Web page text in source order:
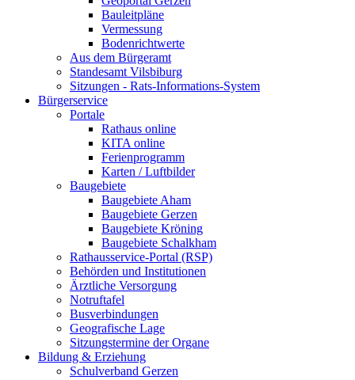
Bauleitpläne
Vermessung
Bodenrichtwerte
Aus dem Bürgeramt
Standesamt Vilsbiburg
Sitzungen - Rats-Informations-System
Bürgerservice
Portale
Rathaus online
KITA online
Ferienprogramm
Karten / Luftbilder
Baugebiete
Baugebiete Aham
Baugebiete Gerzen
Baugebiete Kröning
Baugebiete Schalkham
Rathausservice-Portal (RSP)
Behörden und Institutionen
Ärztliche Versorgung
Notruftafel
Busverbindungen
Geografische Lage
Sitzungstermine der Organe
Bildung & Erziehung
Schulverband Gerzen